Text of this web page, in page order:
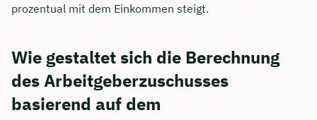
prozentual mit dem Einkommen steigt.
Wie gestaltet sich die Berechnung
des Arbeitgeberzuschusses
basierend auf dem